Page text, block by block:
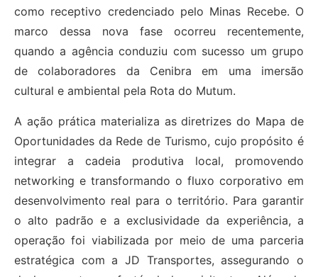
como receptivo credenciado pelo Minas Recebe. O
marco dessa nova fase ocorreu recentemente,
quando a agência conduziu com sucesso um grupo
de colaboradores da Cenibra em uma imersão
cultural e ambiental pela Rota do Mutum.
A ação prática materializa as diretrizes do Mapa de
Oportunidades da Rede de Turismo, cujo propósito é
integrar a cadeia produtiva local, promovendo
networking e transformando o fluxo corporativo em
desenvolvimento real para o território. Para garantir
o alto padrão e a exclusividade da experiência, a
operação foi viabilizada por meio de uma parceria
estratégica com a JD Transportes, assegurando o